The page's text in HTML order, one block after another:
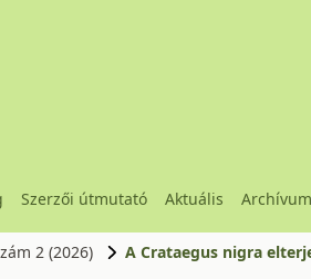
Szerzői útmutató Aktuális Archívum
2 (2026) A Crataegus nigra